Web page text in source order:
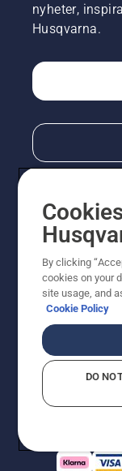
nyheter,
Husqvarna.
© Husqvarna
som visas är
priser är
moms) om
Cookiepolicy
By clicking
cookies on your
site usage, and
Cookie Policy
DO